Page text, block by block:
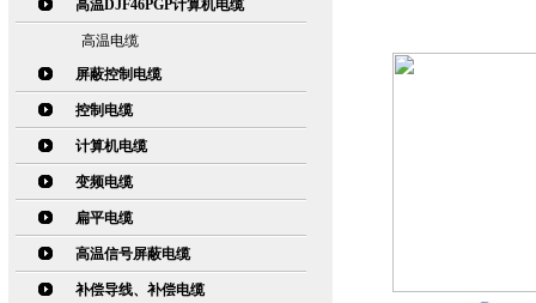
高温DJF46PGP计算机电缆
高温电缆
屏蔽控制电缆
控制电缆
计算机电缆
变频电缆
扁平电缆
高温信号屏蔽电缆
补偿导线、补偿电缆